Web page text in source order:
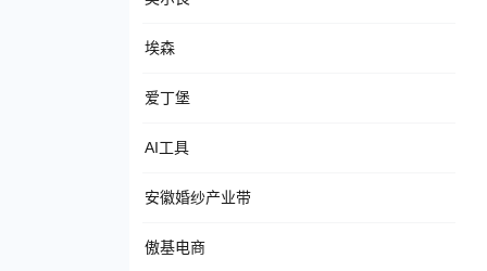
埃森
爱丁堡
AI工具
安徽婚纱产业带
傲基电商